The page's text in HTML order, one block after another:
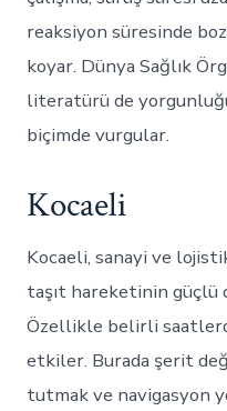
reaksiyon süresinde
koyar. Dünya Sağlık
literatürü de
biçimde vurgular.
Kocaeli
Kocaeli, sanayi ve
taşıt hareketinin güçlü
Özellikle belirli
etkiler. Burada şerit
tutmak ve navigasyon